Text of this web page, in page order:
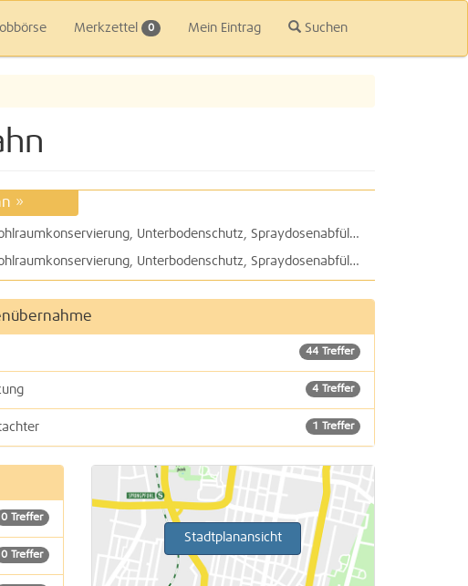
Jobbörse Merkzettel 0 Mein Eintrag Suchen
»
Lackinspektion, Autoglas, Hohlraumkonservierung, Unterbodenschutz, Spraydosenabfüllung: Autolackiererei Gäbel GmbH verschönert und repariert für Sie alles
Lackinspektion, Autoglas, Hohlraumkonservierung, Unterbodenschutz, Spraydosenabfüllung: Autolackiererei Gäbel GmbH verschönert und repariert für Sie alles
44 Treffer
4 Treffer
1 Treffer
36 Treffer
1 Treffer
0 Treffer
0 Treffer
Stadtplanansicht